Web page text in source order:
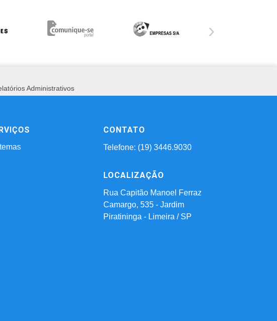
›
Administrativos
CONTATO
Telefone: (19) 3446.9030
LOCALIZAÇÃO
Rua Capitão Manoel Ferraz
Camargo, 535 - Jardim
Piratininga - Limeira / SP